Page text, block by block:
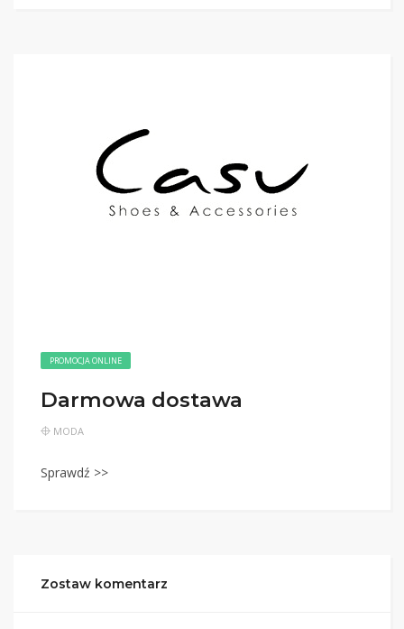
PROMOCJA ONLINE
Darmowa dostawa
MODA
Sprawdź >>
Zostaw komentarz